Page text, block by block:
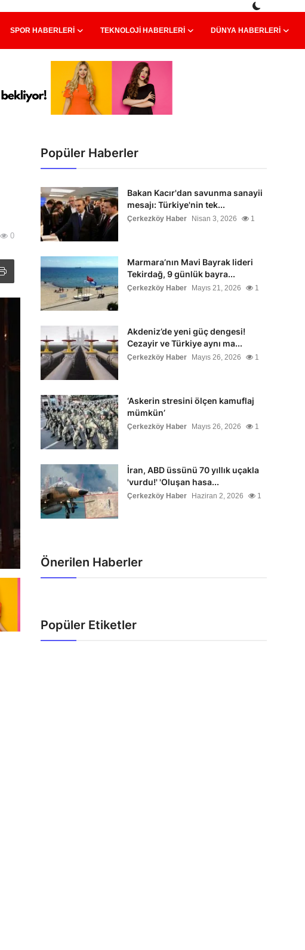
SPOR HABERLERI TEKNOLOJI HABERLERI DÜNYA HABERLERI
0
Popüler Haberler
Bakan Kacır'dan savunma sanayii
mesajı: Türkiye'nin tek...
Çerkezköy Haber Nisan 3, 2026 1
Marmara’nın Mavi Bayrak lideri
Tekirdağ, 9 günlük bayra...
Çerkezköy Haber Mayıs 21, 2026 1
Akdeniz’de yeni güç dengesi!
Cezayir ve Türkiye aynı ma...
Çerkezköy Haber Mayıs 26, 2026 1
‘Askerin stresini ölçen kamuflaj
mümkün’
Çerkezköy Haber Mayıs 26, 2026 1
İran, ABD üssünü 70 yıllık uçakla
'vurdu!' 'Oluşan hasa...
Çerkezköy Haber Haziran 2, 2026 1
Önerilen Haberler
Popüler Etiketler